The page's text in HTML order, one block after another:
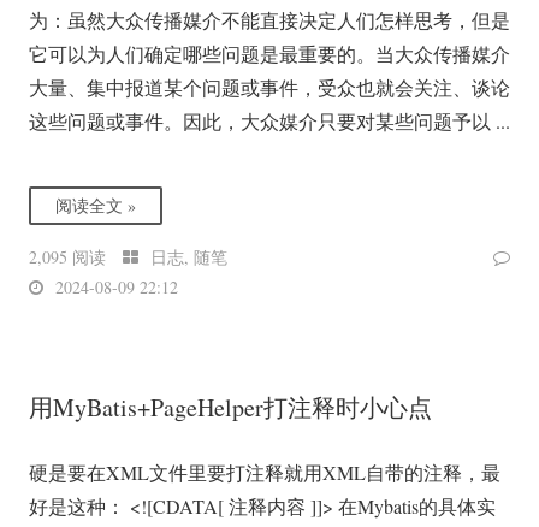
为：虽然大众传播媒介不能直接决定人们怎样思考，但是
它可以为人们确定哪些问题是最重要的。当大众传播媒介
大量、集中报道某个问题或事件，受众也就会关注、谈论
这些问题或事件。因此，大众媒介只要对某些问题予以 ...
阅读全文 »
2,095 阅读 日志, 随笔
2024-08-09 22:12
用MyBatis+PageHelper打注释时小心点
硬是要在XML文件里要打注释就用XML自带的注释，最
好是这种： <![CDATA[ 注释内容 ]]> 在Mybatis的具体实